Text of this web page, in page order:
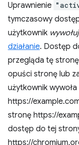
Uprawnienie
tymczasowy
użytkownik
działanie. Dostęp
przegląda tę
opuści stronę lub
użytkownik
https://
stronę https://
dostęp do tej
https://